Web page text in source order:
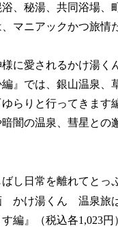
、秘湯、共同浴場、
マニアックかつ旅情
に愛されるかけ湯く
』では、銀山温泉、
らりと行ってきます
闇の温泉、彗星との
し日常を離れてと
かけ湯くん 温泉旅
』（税込各1,023円